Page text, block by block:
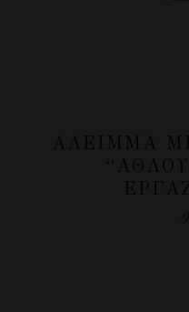
ΆΛΕΙΜΜΑ